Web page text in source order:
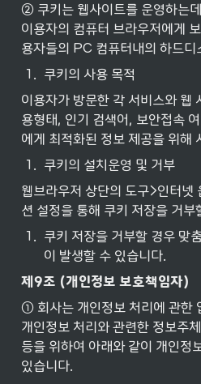
② 쿠키는 웹사이트를 운영하는
이용자의 컴퓨터 브라우저에게
용자들의 PC 컴퓨터내의 하드디
1
쿠키의 사용 목적
이용자가 방문한 각 서비스와 웹
용형태, 인기 검색어, 보안접속
에게 최적화된 정보 제공을 위해
1
쿠키의 설치운영 및 거부
웹브라우저 상단의 도구>인터넷
션 설정을 통해 쿠키 저장을 거부
1
쿠키 저장을 거부할 경우 맞
이 발생할 수 있습니다.
제9조 (개인정보 보호책임자)
① 회사는 개인정보 처리에 관한
개인정보 처리와 관련한 정보주
등을 위하여 아래와 같이 개인정
있습니다.